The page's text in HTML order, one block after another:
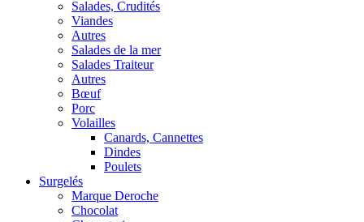
Salades, Crudités
Viandes
Autres
Salades de la mer
Salades Traiteur
Autres
Bœuf
Porc
Volailles
Canards, Cannettes
Dindes
Poulets
Surgelés
Marque Deroche
Chocolat